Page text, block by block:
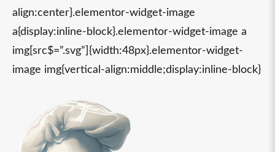
align:center}.elementor-widget-image
a{display:inline-block}.elementor-widget-image a
img[src$=”.svg”]{width:48px}.elementor-widget-
image img{vertical-align:middle;display:inline-block}